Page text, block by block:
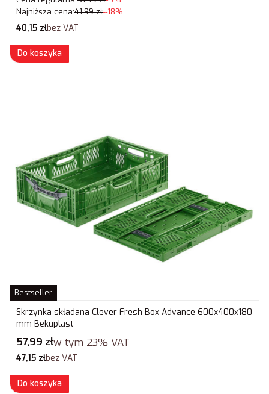
Najniższa cena:41,99 zł--18%
Cena netto
40,15 złbez VAT
Do koszyka
Bestseller
Skrzynka składana Clever Fresh Box Advance 600x400x180
mm Bekuplast
Cena brutto
57,99 złw tym 23% VAT
Cena netto
47,15 złbez VAT
Do koszyka